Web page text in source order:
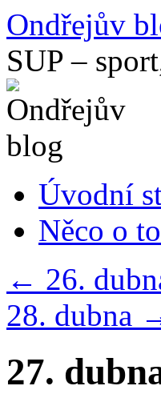
Přejít
k
obsahu
webu
Ondřejův
SUP –
Úvodní
Něco o
← 26.
28. dubna
27.